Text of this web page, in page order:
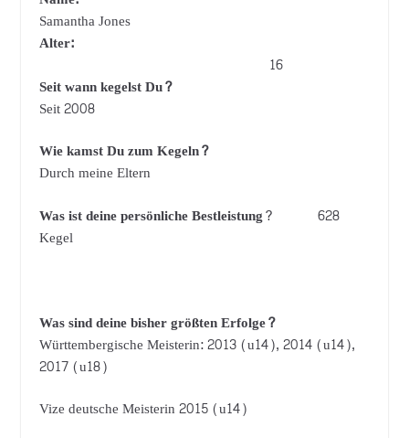
Samantha Jones
Alter:
16
Seit wann kegelst Du?
Seit 2008
Wie kamst Du zum Kegeln?
Durch meine Eltern
Was ist deine persönliche Bestleistung? 628
Kegel
Was sind deine bisher größten Erfolge?
Württembergische Meisterin: 2013 (u14), 2014 (u14),
2017 (u18)
Vize deutsche Meisterin 2015 (u14)